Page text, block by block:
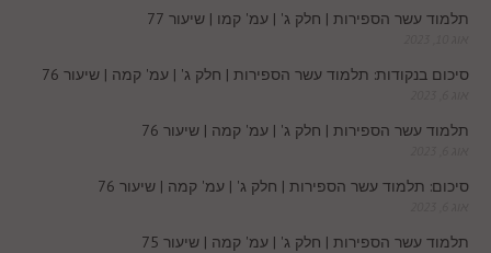
תלמוד עשר הספירות | חלק ג' | עמ' קמו | שיעור 77
סיכום בנקודות: תלמוד עשר הספירות | חלק ג' | עמ' קמה | שיעור 76
תלמוד עשר הספירות | חלק ג' | עמ' קמה | שיעור 76
סיכום: תלמוד עשר הספירות | חלק ג' | עמ' קמה | שיעור 76
תלמוד עשר הספירות | חלק ג' | עמ' קמה | שיעור 75